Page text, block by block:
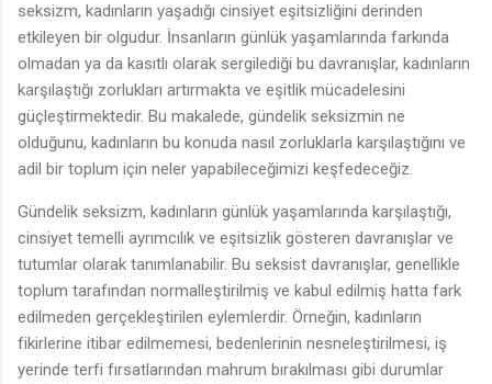
seksizm, kadınların yaşadığı cinsiyet eşitsizliğini derinden
etkileyen bir olgudur. İnsanların günlük yaşamlarında farkında
olmadan ya da kasıtlı olarak sergilediği bu davranışlar, kadınların
karşılaştığı zorlukları artırmakta ve eşitlik mücadelesini
güçleştirmektedir. Bu makalede, gündelik seksizmin ne
olduğunu, kadınların bu konuda nasıl zorluklarla karşılaştığını ve
adil bir toplum için neler yapabileceğimizi keşfedeceğiz.
Gündelik seksizm, kadınların günlük yaşamlarında karşılaştığı,
cinsiyet temelli ayrımcılık ve eşitsizlik gösteren davranışlar ve
tutumlar olarak tanımlanabilir. Bu seksist davranışlar, genellikle
toplum tarafından normalleştirilmiş ve kabul edilmiş hatta fark
edilmeden gerçekleştirilen eylemlerdir. Örneğin, kadınların
fikirlerine itibar edilmemesi, bedenlerinin nesneleştirilmesi, iş
yerinde terfi fırsatlarından mahrum bırakılması gibi durumlar